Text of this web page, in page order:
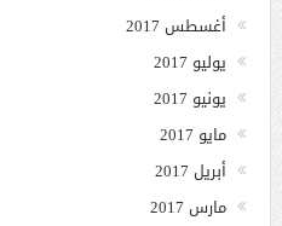
أغسطس 2017
يوليو 2017
يونيو 2017
مايو 2017
أبريل 2017
مارس 2017